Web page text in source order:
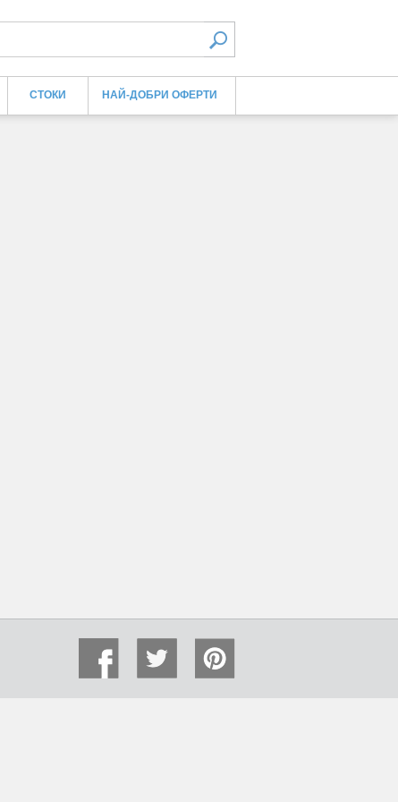
СТОКИ НАЙ-ДОБРИ ОФЕРТИ